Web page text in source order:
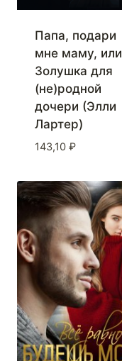
Папа, подари
мне маму, или
Золушка для
(не)родной
дочери (Элли
Лартер)
143,10 ₽